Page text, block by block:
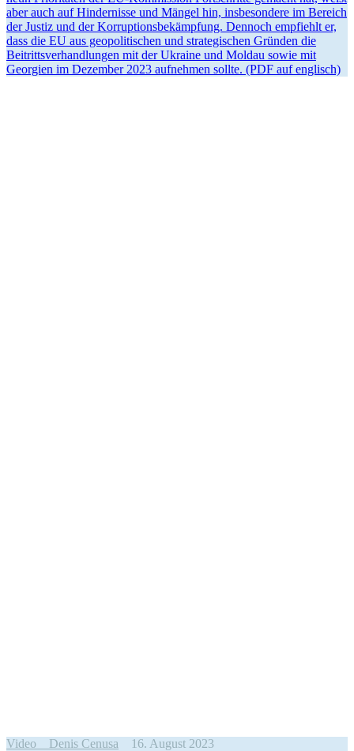
aber auch auf Hinder­nisse und Mängel hin, insbe­sondere im Bereich
der Justiz und der Korrup­ti­ons­be­kämpfung. Dennoch empfiehlt er,
dass die EU aus geopo­li­ti­schen und strate­gi­schen Gründen die
Beitritts­ver­hand­lungen mit der Ukraine und Moldau sowie mit
Georgien im Dezember 2023 aufnehmen sollte. (PDF auf englisch)
Video Denis Cenusa 16. August 2023